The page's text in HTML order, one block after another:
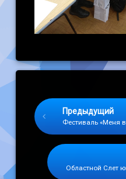
Предыдущий
Фестиваль «Меня
Областной Слет